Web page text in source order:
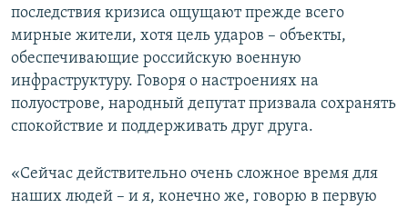
последствия кризиса ощущают прежде всего
мирные жители, хотя цель ударов – объекты,
обеспечивающие российскую военную
инфраструктуру. Говоря о настроениях на
полуострове, народный депутат призвала сохранять
спокойствие и поддерживать друг друга.
«Сейчас действительно очень сложное время для
наших людей – и я, конечно же, говорю в первую